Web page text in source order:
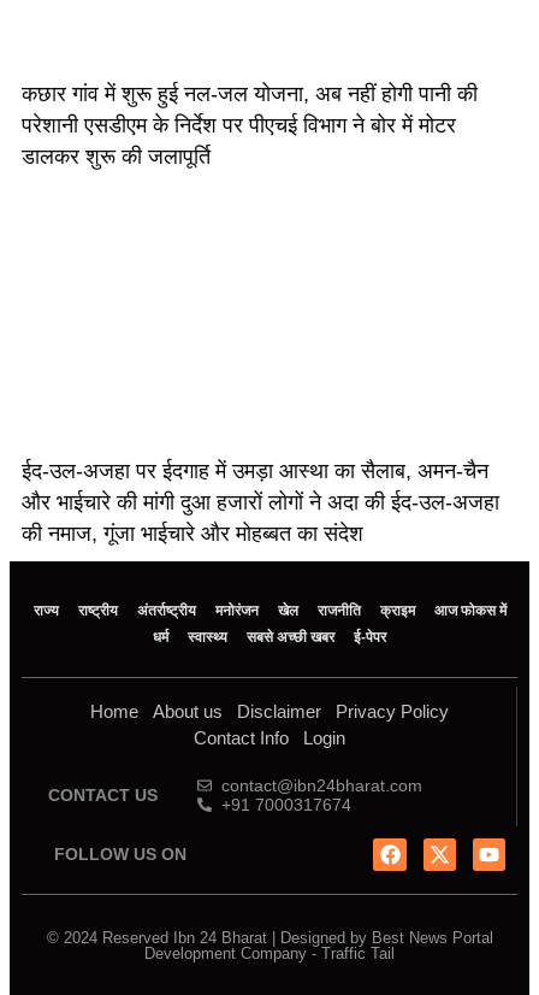
कछार गांव में शुरू हुई नल-जल योजना, अब नहीं होगी पानी की
परेशानी एसडीएम के निर्देश पर पीएचई विभाग ने बोर में मोटर
डालकर शुरू की जलापूर्ति
ईद-उल-अजहा पर ईदगाह में उमड़ा आस्था का सैलाब, अमन-चैन
और भाईचारे की मांगी दुआ हजारों लोगों ने अदा की ईद-उल-अजहा
की नमाज, गूंजा भाईचारे और मोहब्बत का संदेश
राज्य राष्ट्रीय अंतर्राष्ट्रीय मनोरंजन खेल राजनीति क्राइम
आज फोकस में
धर्म
स्वास्थ्य सबसे अच्छी खबर ई-पेपर
Home About us Disclaimer
Privacy Policy
Contact Info
Login
CONTACT US
contact@ibn24bharat.com
+91 7000317674
FOLLOW US ON
© 2024 Reserved Ibn 24 Bharat | Designed by Best News Portal
Development Company - Traffic Tail